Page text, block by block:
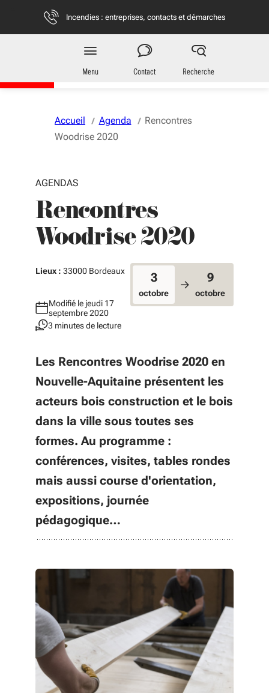
Vous naviguez en mode anonymisé,
Incendies : entreprises, contacts et démarches
Entreprises
en Nouvelle-Aquitaine
Menu Contact Recherche
Accueil Agenda
Rencontres
Woodrise 2020
AGENDAS
Rencontres
Woodrise 2020
Lieux : 33000 Bordeaux
Modifié le jeudi 17
septembre 2020
3 minutes de lecture
3
octobre
9
octobre
Les Rencontres Woodrise 2020 en
Nouvelle-Aquitaine présentent les
acteurs bois construction et le bois
dans la ville sous toutes ses
formes. Au programme :
conférences, visites, tables rondes
mais aussi course d'orientation,
expositions, journée
pédagogique…